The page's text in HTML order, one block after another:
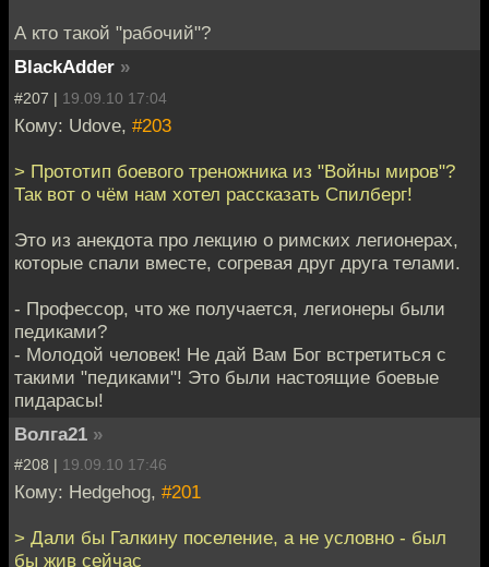
А кто такой "рабочий"?
BlackAdder »
#207 | 19.09.10 17:04
Кому: Udove, #203
> Прототип боевого треножника из "Войны миров"?
Так вот о чём нам хотел рассказать Спилберг!
Это из анекдота про лекцию о римских легионерах,
которые спали вместе, согревая друг друга телами.
- Профессор, что же получается, легионеры были
педиками?
- Молодой человек! Не дай Вам Бог встретиться с
такими "педиками"! Это были настоящие боевые
пидарасы!
Волга21 »
#208 | 19.09.10 17:46
Кому: Hedgehog, #201
> Дали бы Галкину поселение, а не условно - был
бы жив сейчас